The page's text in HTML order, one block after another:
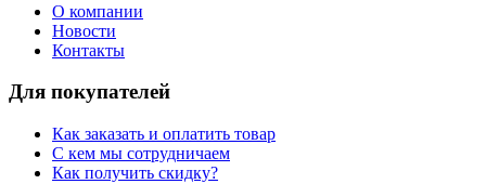
О компании
Новости
Контакты
Для покупателей
Как заказать и оплатить товар
С кем мы сотрудничаем
Как получить скидку?